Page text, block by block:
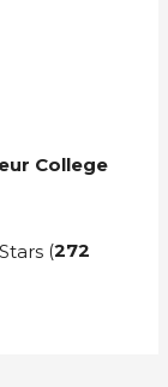
College
(272